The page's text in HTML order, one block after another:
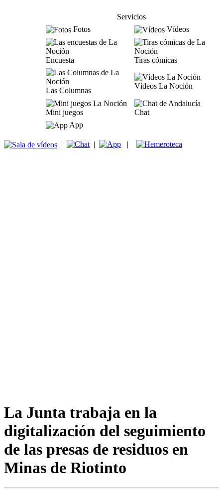
Servicios
Fotos
Vídeos
Encuesta Tiras cómicas
Las Columnas
Vídeos La Noción
Mini juegos
Chat
App
| | |
La Junta trabaja en la
digitalización del seguimiento
de las presas de residuos en
Minas de Riotinto